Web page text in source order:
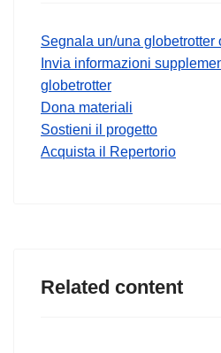
Segnala un/una globetrotter
Invia informazioni
globetrotter
Dona materiali
Sostieni il progetto
Acquista il Repertorio
Related content